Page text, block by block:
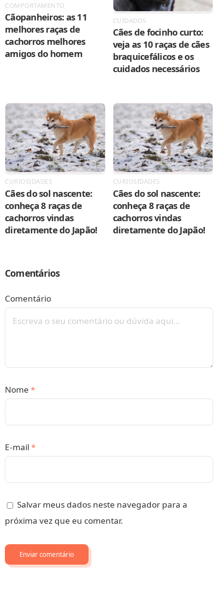
COMPORTAMENTO
Cãopanheiros: as 11
melhores raças de
cachorros melhores
amigos do homem
CUIDADOS
Cães de focinho curto:
veja as 10 raças de cães
braquicefálicos e os
cuidados necessários
CURIOSIDADES
Cães do sol nascente:
conheça 8 raças de
cachorros vindas
diretamente do Japão!
CURIOSIDADES
Cães do sol nascente:
conheça 8 raças de
cachorros vindas
diretamente do Japão!
Comentários
Comentário
Nome *
E-mail *
Salvar meus dados neste navegador para a
próxima vez que eu comentar.